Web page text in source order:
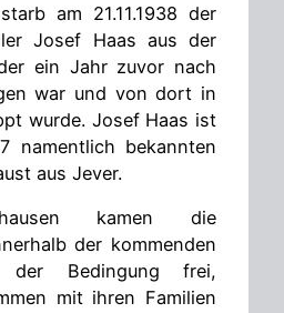
am 21.11.1938 der
Josef Haas aus der
ein Jahr zuvor nach
war und von dort in
wurde. Josef Haas ist
namentlich bekannten
aus Jever.
kamen die
der kommenden
der Bedingung frei,
mit ihren Familien